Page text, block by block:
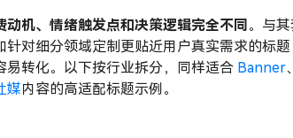
动机、情绪触发点和决策逻辑完全不同 。与
针对细分领域定制更贴近用户真实需求的标
易转化。以下按行业拆分，同样适合 Banner
媒内容的高适配标题示例。